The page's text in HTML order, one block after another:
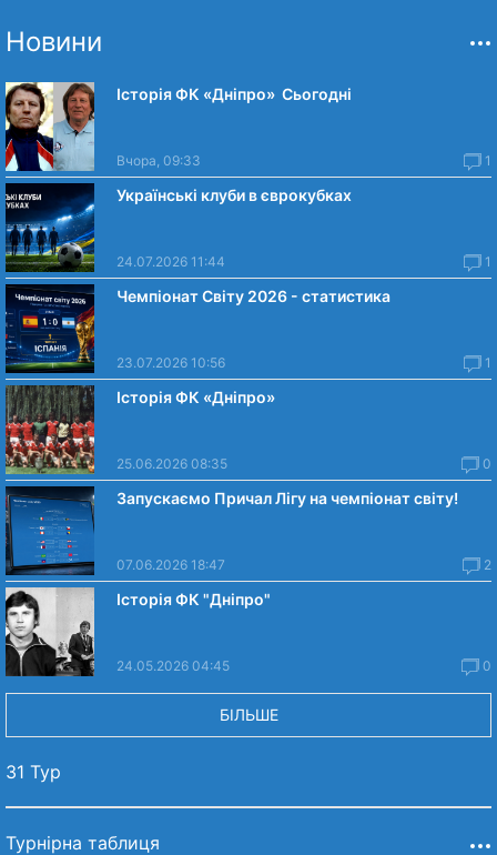
Новини
Історія ФК «Дніпро» Сьогодні
Вчора, 09:33 1
Українські клуби в єврокубках
24.07.2026 11:44 1
Чемпіонат Світу 2026 - статистика
23.07.2026 10:56 1
Історія ФК «Дніпро»
25.06.2026 08:35 0
Запускаємо Причал Лігу на чемпіонат світу!
07.06.2026 18:47 2
Історія ФК "Дніпро"
24.05.2026 04:45 0
БІЛЬШЕ
31 Тур
Турнірна таблиця